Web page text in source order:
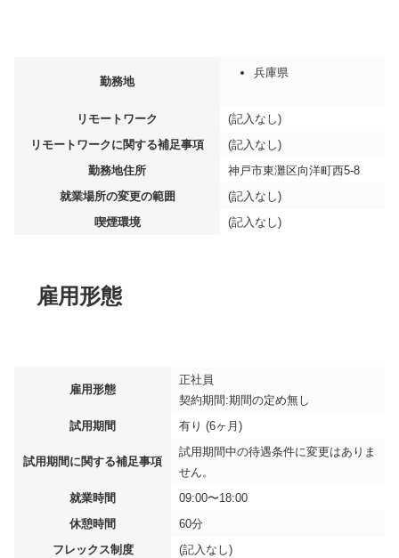
勤務地
兵庫県
リモートワーク
(記入なし)
リモートワークに関する補足事項
(記入なし)
勤務地住所
神戸市東灘区向洋町西5-8
就業場所の変更の範囲
(記入なし)
喫煙環境
(記入なし)
雇用形態
雇用形態
正社員
契約期間:期間の定め無し
試用期間
有り (6ヶ月)
試用期間に関する補足事項
試用期間中の待遇条件に変更はありま
せん。
就業時間
09:00〜18:00
休憩時間
60分
フレックス制度
(記入なし)